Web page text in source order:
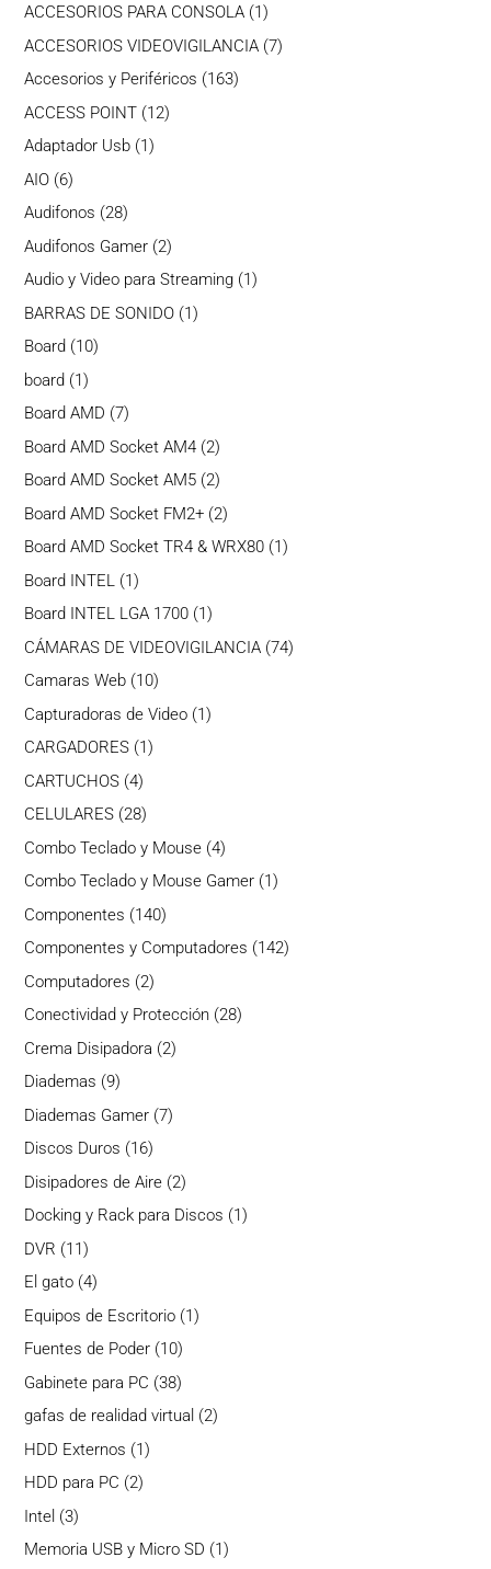
ACCESORIOS PARA CONSOLA 1 1
producto
ACCESORIOS VIDEOVIGILANCIA 77
Accesorios y Periféricos 163163
ACCESS POINT 1212
Adaptador Usb 1 1
AIO 66
productos
Audifonos 2828
productos
Audifonos Gamer 22
productos
Audio y Video para Streaming 1 1
BARRAS DE SONIDO 11
Board 1010
board 11
producto
Board AMD 77
productos
Board AMD Socket AM4 22
productos
Board AMD Socket AM5 22
productos
Board AMD Socket FM2+ 22
productos
Board AMD Socket TR4 & WRX80 1 1
Board INTEL 11
producto
Board INTEL LGA 1700 1 1
producto
CÁMARAS DE VIDEOVIGILANCIA 7474
Camaras Web 1010
productos
Capturadoras de Video 11
CARGADORES 1 1
CARTUCHOS 44
productos
CELULARES 2828
productos
Combo Teclado y Mouse 44
productos
Combo Teclado y Mouse Gamer 1 1
Componentes 140140
productos
Componentes y Computadores 142142
Computadores 22
productos
Conectividad y Protección 2828
Crema Disipadora 22
Diademas 99
productos
Diademas Gamer 77
Discos Duros 1616
productos
Disipadores de Aire 22
productos
Docking y Rack para Discos 1 1
DVR 1111
productos
El gato 44
productos
Equipos de Escritorio 11
Fuentes de Poder 1010
productos
Gabinete para PC 3838
productos
gafas de realidad virtual 22
HDD Externos 11
HDD para PC 22
Intel 33
productos
Memoria USB y Micro SD 1 1